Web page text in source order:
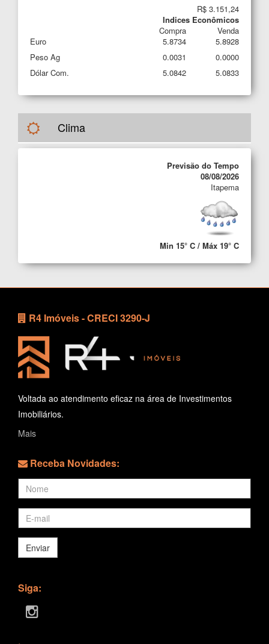
R$ 3.151,24
Indices Econômicos
Compra
Venda
Euro
5.8734
5.8928
Peso Ag
0.0031
0.0000
Dólar Com.
5.0842 5.0833
Clima
Previsão do Tempo
08/08/2026
Itapema
Min 15° C / Máx 19° C
R4 Imóveis - CRECI 3290-J
Voltada ao atendimento eficaz na área de Investimentos
Imobiliários.
Mais
Receba Novidades:
Enviar
Siga: